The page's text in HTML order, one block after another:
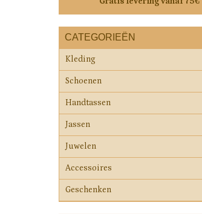
CATEGORIEËN
Kleding
Schoenen
Handtassen
Jassen
Juwelen
Accessoires
Geschenken